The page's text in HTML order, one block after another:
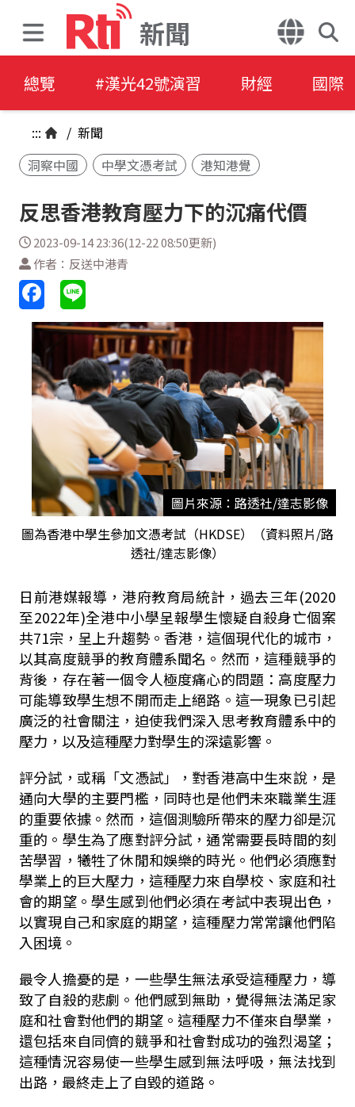
新聞
總覽 #漢光42號演習 財經 國際
::: / 新聞
洞察中國
中學文憑考試 港知港覺
反思香港教育壓力下的沉痛代價
2023-09-14 23:36(12-22 08:50更新)
作者：反送中港青
圖片來源：路透社/達志影像
圖為香港中學生參加文憑考試（HKDSE）（資料照片/路
透社/達志影像）
日前港媒報導，港府教育局統計，過去三年(2020
至2022年)全港中小學呈報學生懷疑自殺身亡個案
共71宗，呈上升趨勢。香港，這個現代化的城市，
以其高度競爭的教育體系聞名。然而，這種競爭的
背後，存在著一個令人極度痛心的問題：高度壓力
可能導致學生想不開而走上絕路。這一現象已引起
廣泛的社會關注，迫使我們深入思考教育體系中的
壓力，以及這種壓力對學生的深遠影響。
評分試，或稱「文憑試」，對香港高中生來說，是
通向大學的主要門檻，同時也是他們未來職業生涯
的重要依據。然而，這個測驗所帶來的壓力卻是沉
重的。學生為了應對評分試，通常需要長時間的刻
苦學習，犧牲了休閒和娛樂的時光。他們必須應對
學業上的巨大壓力，這種壓力來自學校、家庭和社
會的期望。學生感到他們必須在考試中表現出色，
以實現自己和家庭的期望，這種壓力常常讓他們陷
入困境。
最令人擔憂的是，一些學生無法承受這種壓力，導
致了自殺的悲劇。他們感到無助，覺得無法滿足家
庭和社會對他們的期望。這種壓力不僅來自學業，
還包括來自同儕的競爭和社會對成功的強烈渴望；
這種情況容易使一些學生感到無法呼吸，無法找到
出路，最終走上了自毀的道路。